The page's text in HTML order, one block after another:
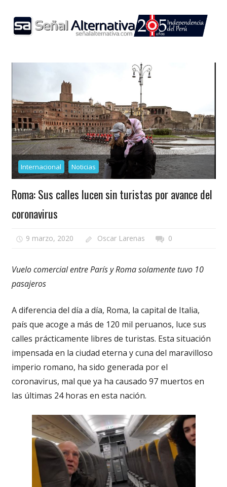
content
Internacional Noticias
Roma: Sus calles lucen sin turistas por avance del
coronavirus
9 marzo, 2020 Oscar Larenas 0
Vuelo comercial entre París y Roma solamente tuvo 10
pasajeros
A diferencia del día a día, Roma, la capital de Italia,
país que acoge a más de 120 mil peruanos, luce sus
calles prácticamente libres de turistas. Esta situación
impensada en la ciudad eterna y cuna del maravilloso
imperio romano, ha sido generada por el
coronavirus, mal que ya ha causado 97 muertos en
las últimas 24 horas en esta nación.